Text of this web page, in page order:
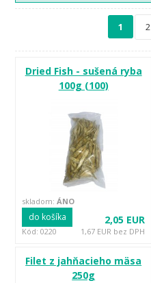
1 2
Dried Fish - sušená ryba
100g (100)
Kód: 0220
skladom: ÁNO
2,05 EUR
1,67 EUR bez DPH
do košíka
Filet z jahňacieho mäsa
250g